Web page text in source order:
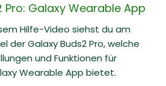
Pro: Galaxy Wearable App
Hilfe-Video siehst du am
der Galaxy Buds2 Pro, welche
und Funktionen für
Wearable App bietet.